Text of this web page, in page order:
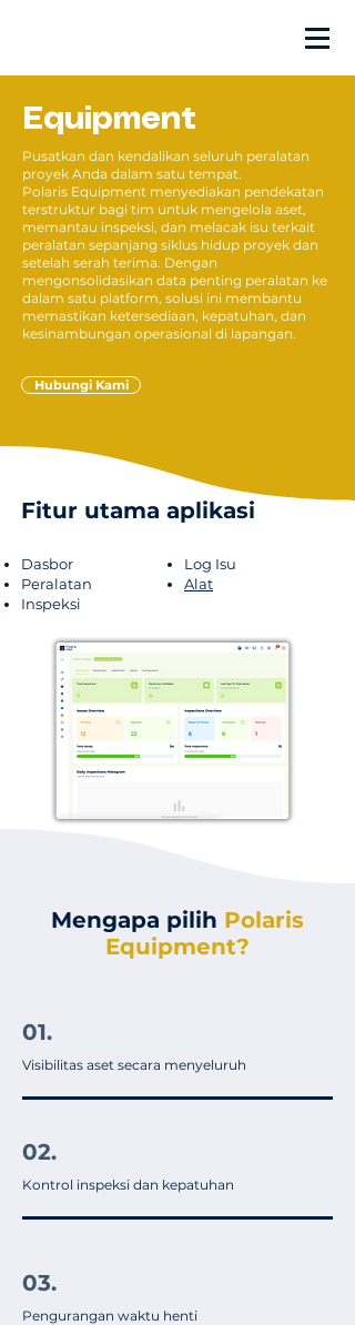
Equipment
Pusatkan dan kendalikan seluruh peralatan
proyek Anda dalam satu tempat.
Polaris Equipment menyediakan pendekatan
terstruktur bagi tim untuk mengelola aset,
memantau inspeksi, dan melacak isu terkait
peralatan sepanjang siklus hidup proyek dan
setelah serah terima. Dengan
mengonsolidasikan data penting peralatan ke
dalam satu platform, solusi ini membantu
memastikan ketersediaan, kepatuhan, dan
kesinambungan operasional di lapangan.
Hubungi Kami
Fitur utama aplikasi
Dasbor
Peralatan
Inspeksi
Log Isu
Alat
Mengapa pilih Polaris
Equipment?
01.
Visibilitas aset secara menyeluruh
02.
Kontrol inspeksi dan kepatuhan​
03.
Pengurangan waktu henti